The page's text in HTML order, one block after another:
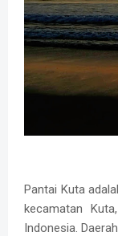
Pantai Kuta
kecamatan
Indonesia.